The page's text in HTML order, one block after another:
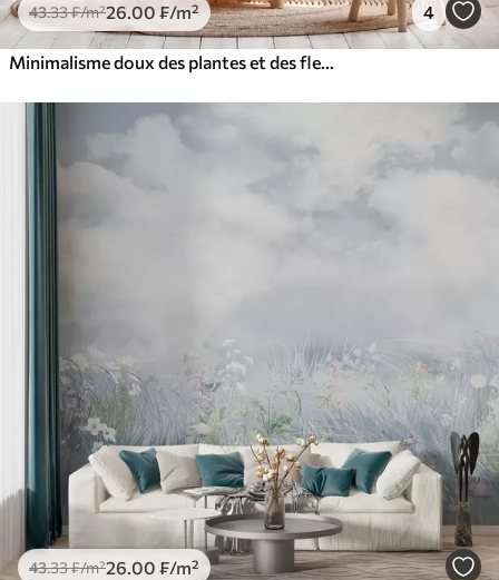
43.33₣/m²26.00 ₣/m² 4
Minimalisme doux des plantes et des fleurs des champs
43.33₣/m²26.00 ₣/m²